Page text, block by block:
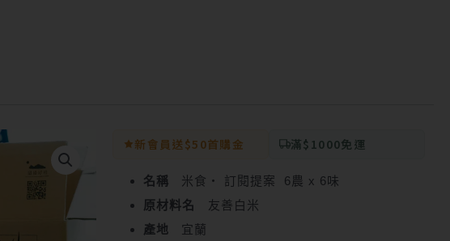
新會員送$50首購金 滿$1000免運
名稱 米食‧ 訂閱提案 6農 x 6味
原材料名
友善白米
產地 宜蘭